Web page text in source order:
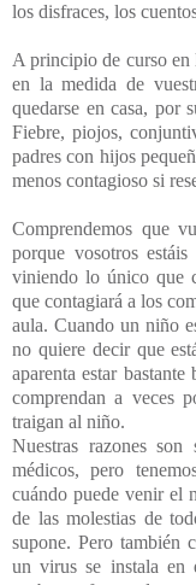
los disfraces, los
A principio de curso en
en la medida de
quedarse en casa, por
Fiebre, piojos,
padres con hijos
menos contagioso si
Comprendemos que
porque vosotros
viniendo lo único que
que contagiará a los
aula. Cuando un niño
no quiere decir que
aparenta estar
comprendan a veces
traigan al niño.
Nuestras razones
médicos, pero
cuándo puede venir el
de las molestias de
supone. Pero también
un virus se instala en